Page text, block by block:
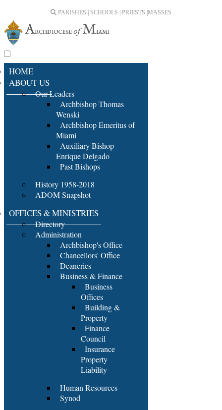
PARISHES | SCHOOLS | PRIESTS | MASSES
HOME
ABOUT US
Our Leaders
Archbishop Thomas
Wenski
Archbishop Emeritus of
Miami
Auxiliary Bishop
Enrique Delgado
Past Bishops
History 1958-2018
ADOM Snapshot
OFFICES & MINISTRIES
Directory
Administration
Archbishop's Office
Chancellors' Office
Deaneries
Business & Finance
Business
Offices
Building &
Property
Finance
Council
Insurance
Property
Liability
Human Resources
Synod